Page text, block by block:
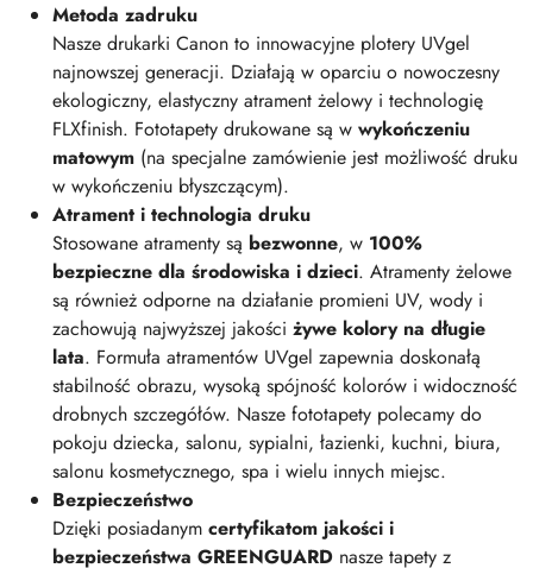
Metoda zadruku
Nasze drukarki Canon to innowacyjne plotery UVgel
najnowszej generacji. Działają w oparciu o nowoczesny
ekologiczny, elastyczny atrament żelowy i technologię
FLXfinish. Fototapety drukowane są w wykończeniu
matowym (na specjalne zamówienie jest możliwość druku
w wykończeniu błyszczącym).
Atrament i technologia druku
Stosowane atramenty są bezwonne, w 100%
bezpieczne dla środowiska i dzieci. Atramenty żelowe
są również odporne na działanie promieni UV, wody i
zachowują najwyższej jakości żywe kolory na długie
lata. Formuła atramentów UVgel zapewnia doskonałą
stabilność obrazu, wysoką spójność kolorów i widoczność
drobnych szczegółów. Nasze fototapety polecamy do
pokoju dziecka, salonu, sypialni, łazienki, kuchni, biura,
salonu kosmetycznego, spa i wielu innych miejsc.
Bezpieczeństwo
Dzięki posiadanym certyfikatom jakości i
bezpieczeństwa GREENGUARD nasze tapety z